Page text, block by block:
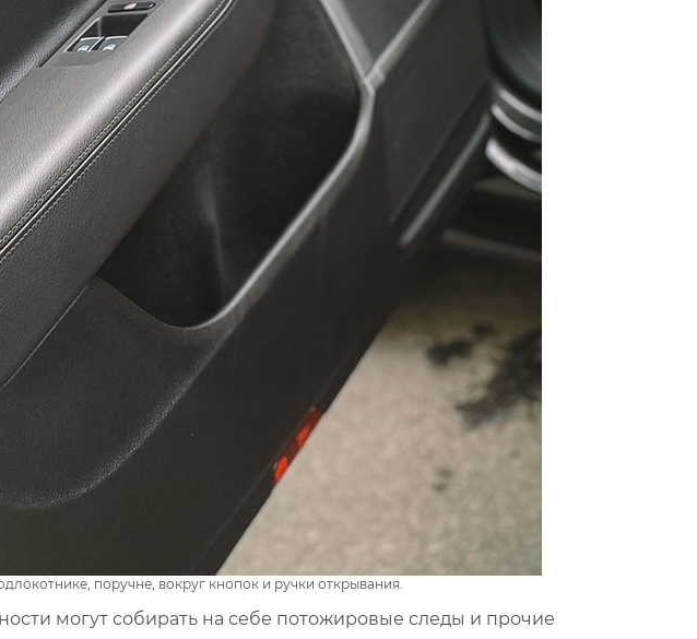
поручне, вокруг кнопок и ручки открывания.
могут собирать на себе потожировые следы и прочие